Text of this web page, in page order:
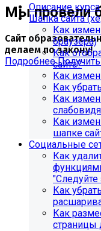
Мы провели
Сайт
делаем по закону!
Подробнее
Описание курса
Шапка сайта
Как
браузера)
Как
сайта?
Как
Как
Как
Как
шапке
Социальные
Как
"Следуйте
Как
Как
страницы